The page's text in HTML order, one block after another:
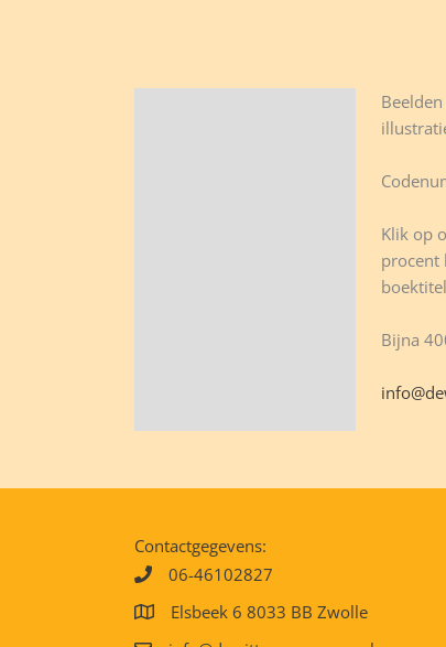
Klik op
procent
Bijna
Contactgegevens:
06-46102827
Elsbeek 6 8033 BB Zwolle